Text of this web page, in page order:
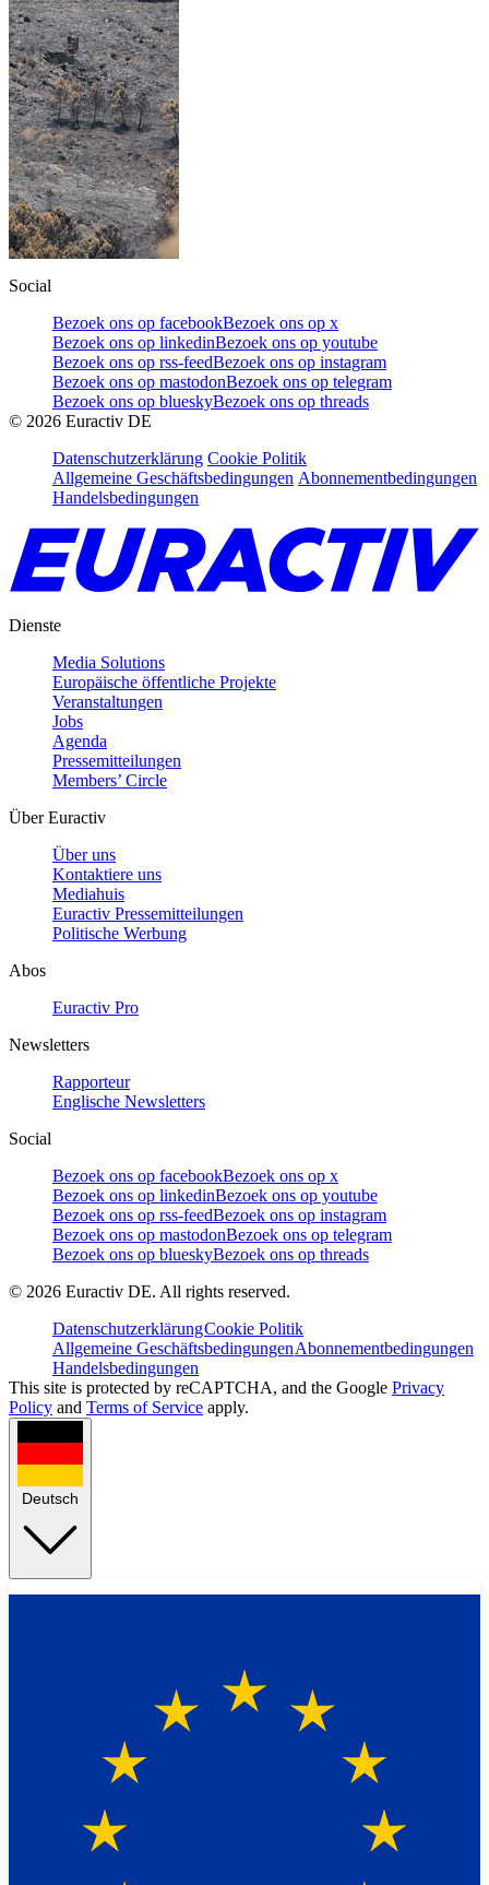
Social
Bezoek ons op facebookBezoek ons op x
Bezoek ons op linkedinBezoek ons op youtube
Bezoek ons op rss-feedBezoek ons op instagram
Bezoek ons op mastodonBezoek ons op telegram
Bezoek ons op blueskyBezoek ons op threads
© 2026 Euractiv DE
Datenschutzerklärung Cookie Politik
Allgemeine Geschäftsbedingungen Abonnementbedingungen
Handelsbedingungen
Dienste
Media Solutions
Europäische öffentliche Projekte
Veranstaltungen
Jobs
Agenda
Pressemitteilungen
Members’ Circle
Über Euractiv
Über uns
Kontaktiere uns
Mediahuis
Euractiv Pressemitteilungen
Politische Werbung
Abos
Euractiv Pro
Newsletters
Rapporteur
Englische Newsletters
Social
Bezoek ons op facebookBezoek ons op x
Bezoek ons op linkedinBezoek ons op youtube
Bezoek ons op rss-feedBezoek ons op instagram
Bezoek ons op mastodonBezoek ons op telegram
Bezoek ons op blueskyBezoek ons op threads
© 2026 Euractiv DE. All rights reserved.
DatenschutzerklärungCookie Politik
Allgemeine GeschäftsbedingungenAbonnementbedingungen
Handelsbedingungen
This site is protected by reCAPTCHA, and the Google Privacy
Policy and Terms of Service apply.
Deutsch